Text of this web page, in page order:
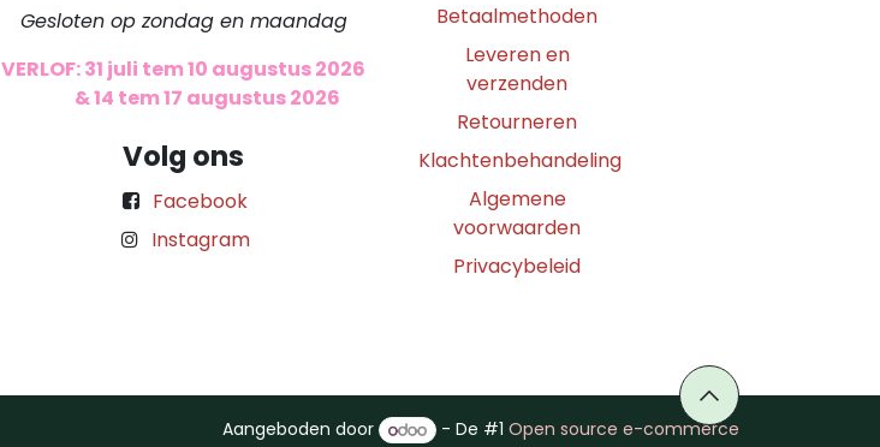
Gesloten op zondag en maandag
VERLOF: 31 juli tem 10 augustus 2026
& 14 tem 17 augustus 2026
Betaalmethoden
Leveren en
verzenden
Retourneren
Klachtenbehandeling
Algemene
voorwaarden
Privacybeleid
Volg ons
Facebook
Instagram
Aangeboden door - De #1 Open source e-commerce